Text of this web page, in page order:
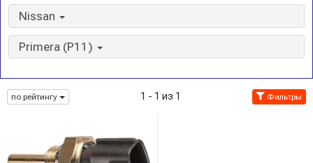
Nissan
Primera (P11)
по рейтингу 1 - 1 из 1 Фильтры